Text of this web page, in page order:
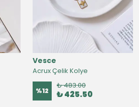
Vesce
Acrux Çelik Kolye
%12
₺ 483.00
₺ 425.50